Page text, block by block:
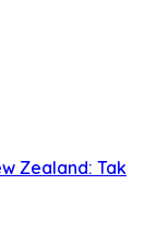
Zealand: Tak